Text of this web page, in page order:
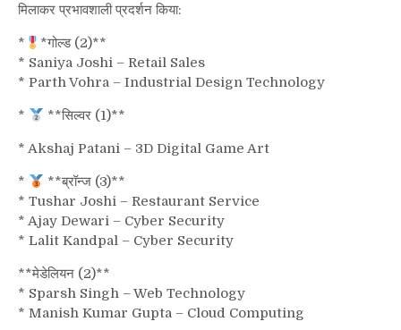
मिलाकर प्रभावशाली प्रदर्शन किया:
*
*गोल्ड (2)**
* Saniya Joshi – Retail Sales
* Parth Vohra – Industrial Design Technology
* **सिल्वर (1)**
* Akshaj Patani – 3D Digital Game Art
*
**ब्रॉन्ज (3)**
* Tushar Joshi – Restaurant Service
* Ajay Dewari – Cyber Security
* Lalit Kandpal – Cyber Security
**मेडेलियन (2)**
* Sparsh Singh – Web Technology
* Manish Kumar Gupta – Cloud Computing